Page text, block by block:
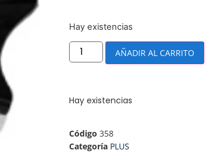
Hay existencias
AÑADIR AL CARRITO
Hay existencias
Código 358
Categoría PLUS